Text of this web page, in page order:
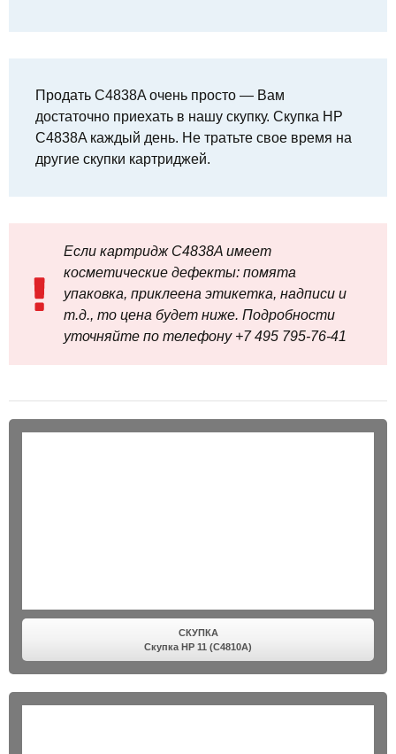
Продать C4838A очень просто — Вам
достаточно приехать в нашу скупку. Скупка HP
C4838A каждый день. Не тратьте свое время на
другие скупки картриджей.
Если картридж C4838A имеет
косметические дефекты: помята
упаковка, приклеена этикетка, надписи и
т.д., то цена будет ниже. Подробности
уточняйте по телефону +7 495 795‑76-41
СКУПКА
Скупка HP 11 (C4810A)